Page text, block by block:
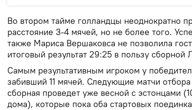
Во втором тайме голландцы неоднократно
расстояние 3-4 мячей, но не более того.
также Мариса Вершаковса не позволила
итоговый результат 29:25 в пользу сборной
Самым результативным игроком у
забивший 11 мячей. Следующие матчи
сборная проведет уже весной с эстонцами
дома), которые пока оба стартовых